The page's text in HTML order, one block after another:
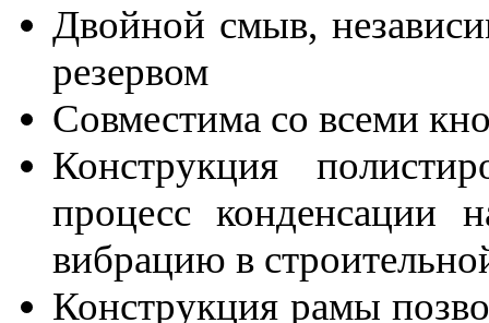
Двойной смыв,
резервом
Совместима со всеми
Конструкция
процесс конденсации
вибрацию в
Конструкция рамы